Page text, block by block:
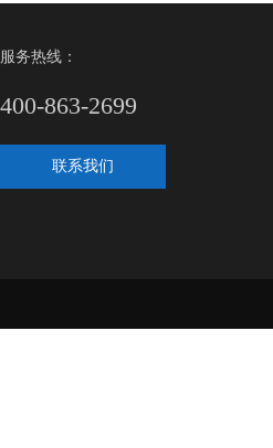
服务热线：
400-863-2699
联系我们